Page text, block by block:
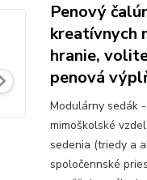
Penový
kreatívnych
hranie,
penová
Modulárny sedák
mimoškolské
sedenia (triedy a
spoločennské